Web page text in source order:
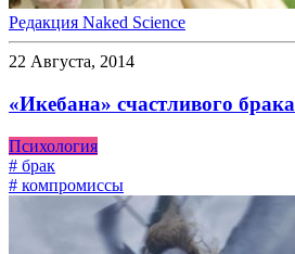
Редакция Naked Science
22 Августа, 2014
«Икебана» счастливого брака
Психология
# брак
# компромиссы